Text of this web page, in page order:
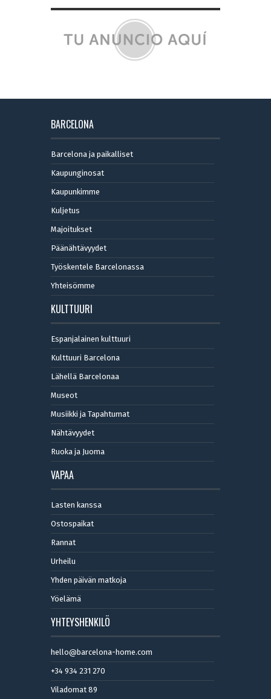
BARCELONA
Barcelona ja paikalliset
Kaupunginosat
Kaupunkimme
Kuljetus
Majoitukset
Päänähtävyydet
Työskentele Barcelonassa
Yhteisömme
KULTTUURI
Espanjalainen kulttuuri
Kulttuuri Barcelona
Lähellä Barcelonaa
Museot
Musiikki ja Tapahtumat
Nähtävyydet
Ruoka ja Juoma
VAPAA
Lasten kanssa
Ostospaikat
Rannat
Urheilu
Yhden päivän matkoja
Yöelämä
YHTEYSHENKILÖ
hello@barcelona-home.com
+34 934 231 270
Viladomat 89